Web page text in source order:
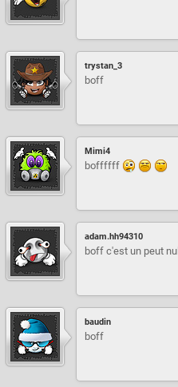
trystan_3
boff
Mimi4
boffffff
adam.hh94310
boff c'est un peut nul
baudin
boff